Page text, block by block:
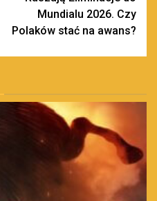
Mundialu 2026. Czy
Polaków stać na awans?